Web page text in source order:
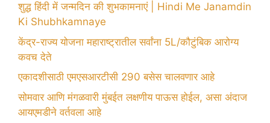
शुद्ध हिंदी में जन्मदिन की शुभकामनाएं | Hindi Me Janamdin
Ki Shubhkamnaye
केंद्र-राज्य योजना महाराष्ट्रातील सर्वांना 5L/कौटुंबिक आरोग्य
कवच देते
एकादशीसाठी एमएसआरटीसी 290 बसेस चालवणार आहे
सोमवार आणि मंगळवारी मुंबईत लक्षणीय पाऊस होईल, असा अंदाज
आयएमडीने वर्तवला आहे